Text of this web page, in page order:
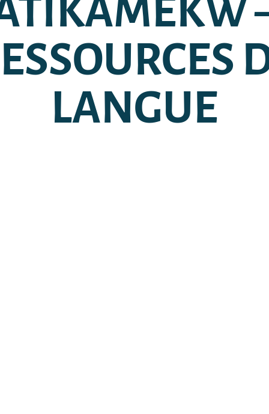
LANGUE